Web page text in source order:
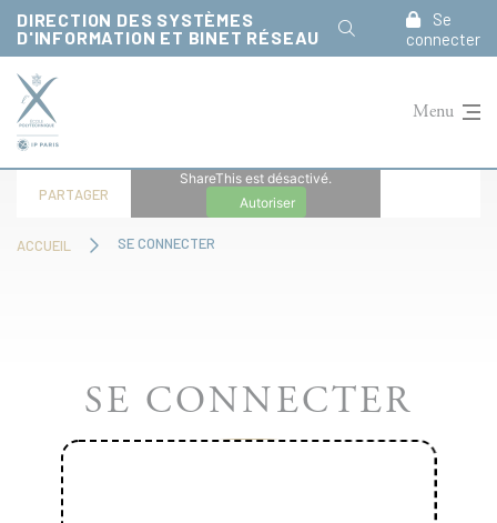
DIRECTION DES SYSTÈMES
D'INFORMATION ET BINET RÉSEAU
Se
connecter
Menu
ACCUEIL SE CONNECTER
PARTAGER
ShareThis est désactivé.
Autoriser
SE CONNECTER
Panneau de gestion des cookies